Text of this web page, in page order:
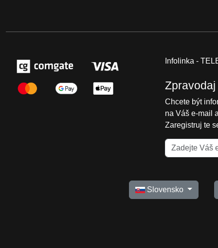
Infolinka -
Zpravodaj
Chcete být
na Váš e-mail
Zaregistruj te
Slovensko